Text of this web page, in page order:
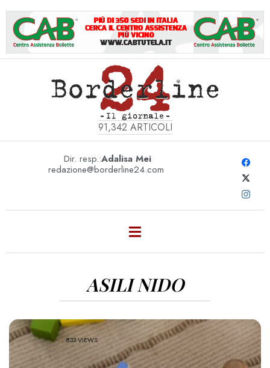
91,342 ARTICOLI
Dir. resp.:Adalisa Mei
redazione@borderline24.com
ASILI NIDO
833 VIEWS